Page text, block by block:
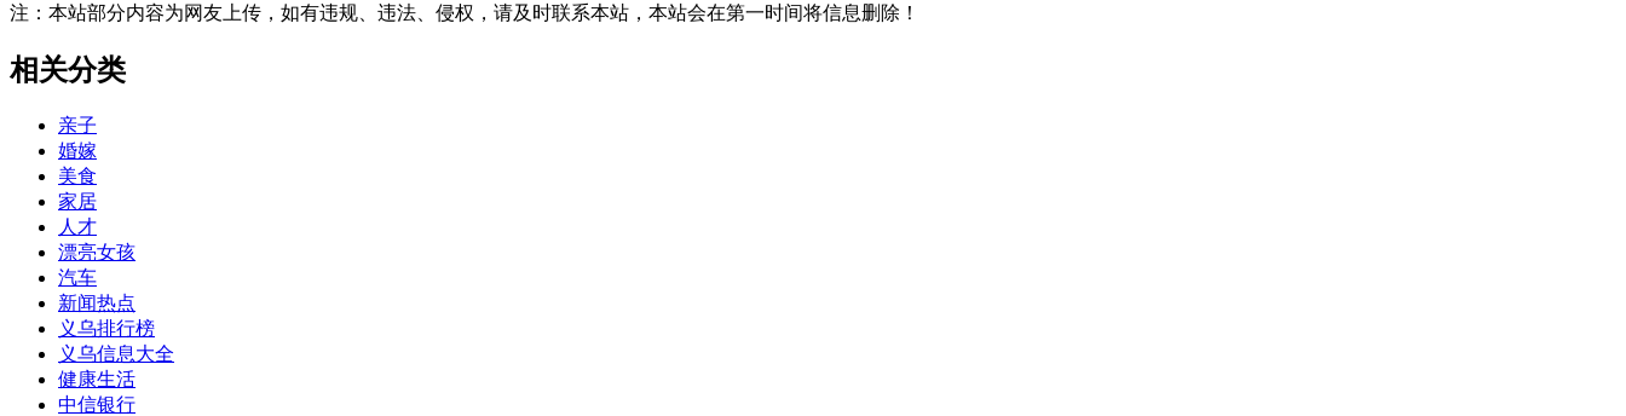
注：本站部分内容为网友上传，如有违规、违法、侵权，请及时联系本站，本站会在第一时间将信息删除！
相关分类
亲子
婚嫁
美食
家居
人才
漂亮女孩
汽车
新闻热点
义乌排行榜
义乌信息大全
健康生活
中信银行